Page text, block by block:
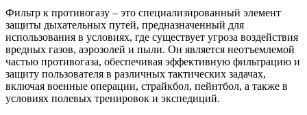
Фильтр к противогазу – это специализированный элемент
защиты дыхательных путей, предназначенный для
использования в условиях, где существует угроза воздействия
вредных газов, аэрозолей и пыли. Он является неотъемлемой
частью противогаза, обеспечивая эффективную фильтрацию и
защиту пользователя в различных тактических задачах,
включая военные операции, страйкбол, пейнтбол, а также в
условиях полевых тренировок и экспедиций.